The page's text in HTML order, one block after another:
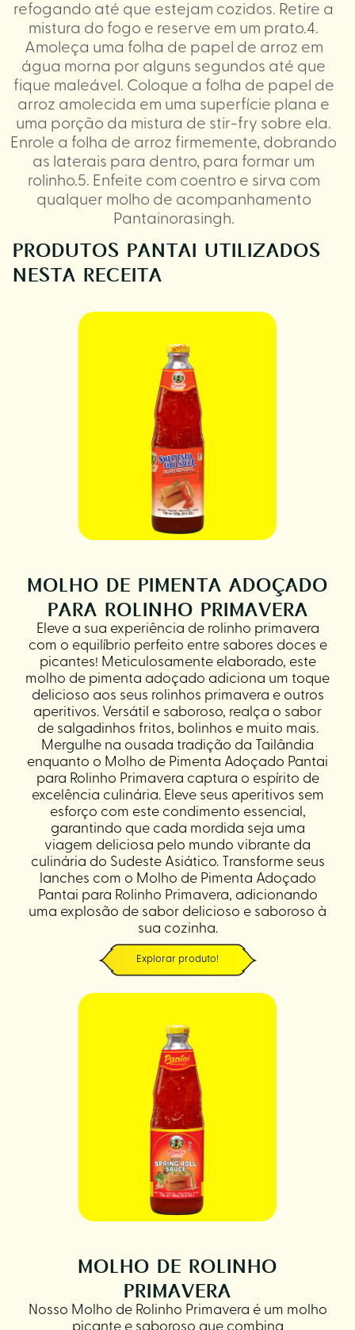
refogando até que estejam cozidos. Retire a
mistura do fogo e reserve em um prato.4.
Amoleça uma folha de papel de arroz em
água morna por alguns segundos até que
fique maleável. Coloque a folha de papel de
arroz amolecida em uma superfície plana e
uma porção da mistura de stir-fry sobre ela.
Enrole a folha de arroz firmemente, dobrando
as laterais para dentro, para formar um
rolinho.5. Enfeite com coentro e sirva com
qualquer molho de acompanhamento
Pantainorasingh.
PRODUTOS PANTAI UTILIZADOS
NESTA RECEITA
MOLHO DE PIMENTA ADOÇADO
PARA ROLINHO PRIMAVERA
Eleve a sua experiência de rolinho primavera
com o equilíbrio perfeito entre sabores doces e
picantes! Meticulosamente elaborado, este
molho de pimenta adoçado adiciona um toque
delicioso aos seus rolinhos primavera e outros
aperitivos. Versátil e saboroso, realça o sabor
de salgadinhos fritos, bolinhos e muito mais.
Mergulhe na ousada tradição da Tailândia
enquanto o Molho de Pimenta Adoçado Pantai
para Rolinho Primavera captura o espírito de
excelência culinária. Eleve seus aperitivos sem
esforço com este condimento essencial,
garantindo que cada mordida seja uma
viagem deliciosa pelo mundo vibrante da
culinária do Sudeste Asiático. Transforme seus
lanches com o Molho de Pimenta Adoçado
Pantai para Rolinho Primavera, adicionando
uma explosão de sabor delicioso e saboroso à
sua cozinha.
Explorar produto!
MOLHO DE ROLINHO
PRIMAVERA
Nosso Molho de Rolinho Primavera é um molho
picante e saboroso que combina